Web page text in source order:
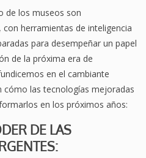
de los museos son
herramientas de inteligencia
para desempeñar un papel
de la próxima era de
en el cambiante
cómo las tecnologías mejoradas
en los próximos años:
DE LAS